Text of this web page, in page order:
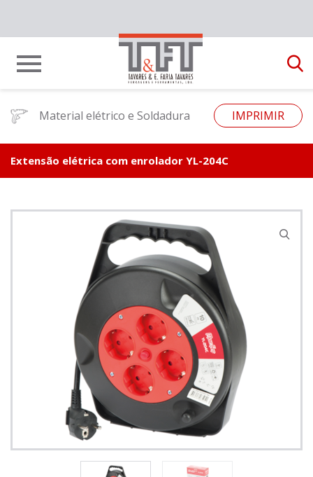
Material elétrico e Soldadura IMPRIMIR
Extensão elétrica com enrolador YL-204C